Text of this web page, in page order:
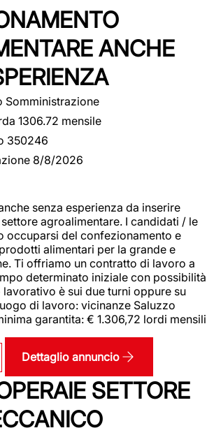
ANCHE
Somministrazione
1306.72 mensile
350246
8/8/2026
senza esperienza da inserire
agroalimentare. I candidati / le
occuparsi del confezionamento e
alimentari per la grande e
Ti offriamo un contratto di lavoro a
determinato iniziale con possibilità
è sui due turni oppure su
di lavoro: vicinanze Saluzzo
garantita: € 1.306,72 lordi mensili
Dettaglio annuncio
SETTORE